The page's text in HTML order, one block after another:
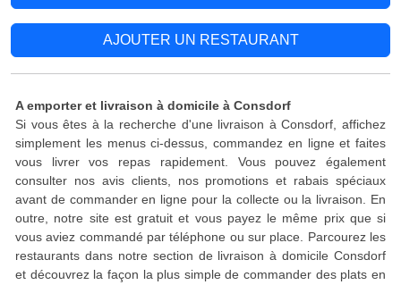
AJOUTER UN RESTAURANT
A emporter et livraison à domicile à Consdorf
Si vous êtes à la recherche d'une livraison à Consdorf, affichez
simplement les menus ci-dessus, commandez en ligne et faites
vous livrer vos repas rapidement. Vous pouvez également
consulter nos avis clients, nos promotions et rabais spéciaux
avant de commander en ligne pour la collecte ou la livraison. En
outre, notre site est gratuit et vous payez le même prix que si
vous aviez commandé par téléphone ou sur place. Parcourez les
restaurants dans notre section de livraison à domicile Consdorf
et découvrez la façon la plus simple de commander des plats en